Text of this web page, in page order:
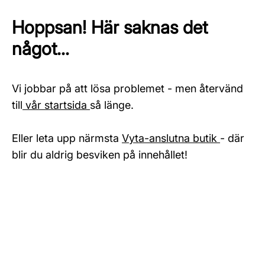
Hoppsan! Här saknas det
något...
Vi jobbar på att lösa problemet - men återvänd
till vår startsida så länge.
Eller leta upp närmsta Vyta-anslutna butik - där
blir du aldrig besviken på innehållet!